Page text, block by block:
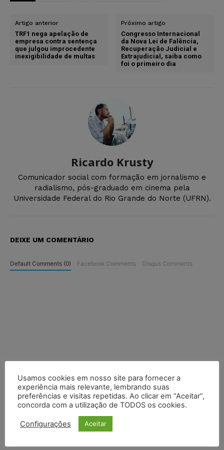
Artigo anterior
TRF1 nega apelação de
empresa contra sentença
que julgou improcedente
inexigibilidade de multas
Próximo artigo
Congresso Internacional
da Nova Lei de Falência,
Recuperação Judicial e
Extrajudicial, saiba como
foi o primeiro dia
Ricardo Krusty
Comunicador social com formação em jornalismo e
radialismo, pós-graduado em cinema pela
Universidade Federal do Rio Grande do Norte (UFRN).
DEIXE UM COMENTÁRIO
Default Comments (0) Facebook Comments Disqus Comments
Usamos cookies em nosso site para fornecer a
experiência mais relevante, lembrando suas
preferências e visitas repetidas. Ao clicar em “Aceitar”,
concorda com a utilização de TODOS os cookies.
Configurações Aceitar